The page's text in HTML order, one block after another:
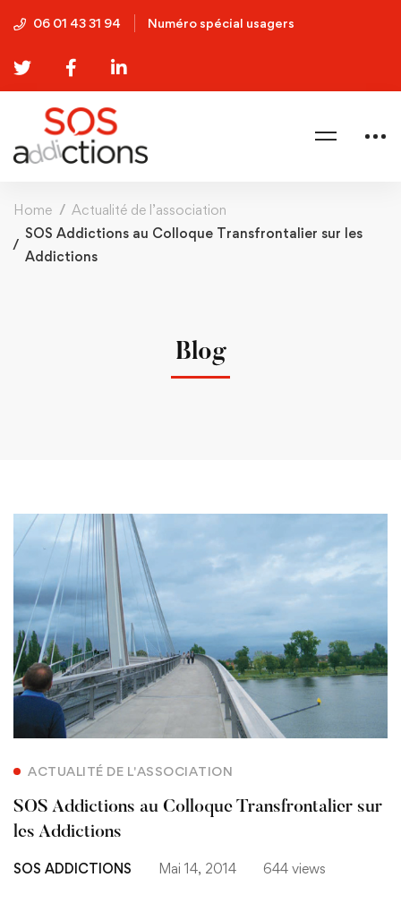
06 01 43 31 94 Numéro spécial usagers
Home
Actualité de l’association
SOS Addictions au Colloque Transfrontalier sur les
Addictions
Blog
ACTUALITÉ DE L'ASSOCIATION
SOS Addictions au Colloque Transfrontalier sur
les Addictions
SOS ADDICTIONS Mai 14, 2014 644 views